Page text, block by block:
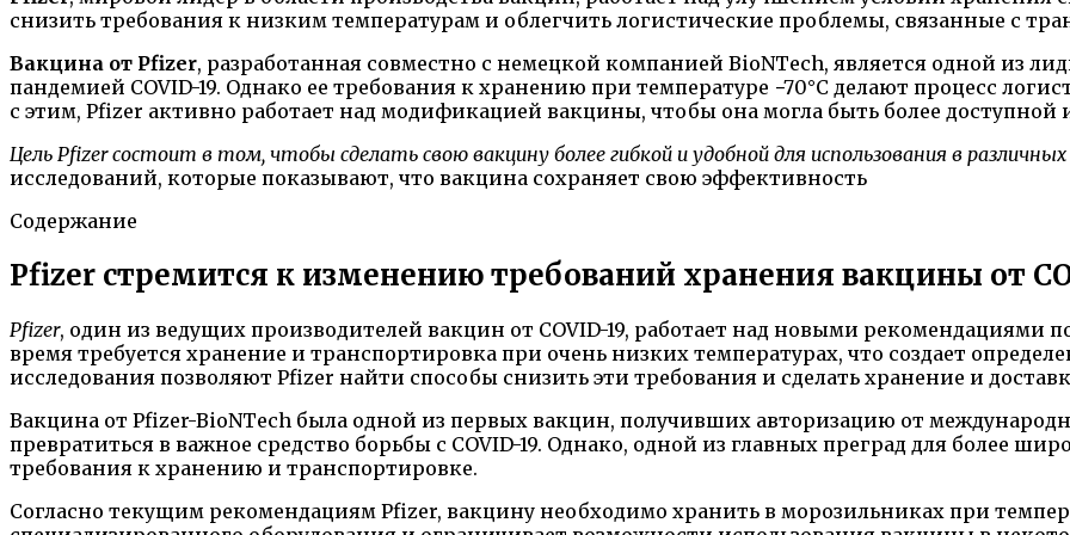
снизить требования к низким температурам и облегчить логистические проблемы, связанные с
Вакцина от Pfizer, разработанная совместно с немецкой компанией BioNTech, является одной из
пандемией COVID-19. Однако ее требования к хранению при температуре −70°C делают процесс
с этим, Pfizer активно работает над модификацией вакцины, чтобы она могла быть более доступной
Цель Pfizer состоит в том, чтобы сделать свою вакцину более гибкой и удобной для использования в различных
исследований, которые показывают, что вакцина сохраняет свою эффективность
Содержание
Pfizer стремится к изменению требований хранения вакцины от
Pfizer, один из ведущих производителей вакцин от COVID-19, работает над новыми рекомендациями
время требуется хранение и транспортировка при очень низких температурах, что создает
исследования позволяют Pfizer найти способы снизить эти требования и сделать хранение и
Вакцина от Pfizer-BioNTech была одной из первых вакцин, получивших авторизацию от
превратиться в важное средство борьбы с COVID-19. Однако, одной из главных преград для более
требования к хранению и транспортировке.
Согласно текущим рекомендациям Pfizer, вакцину необходимо хранить в морозильниках при